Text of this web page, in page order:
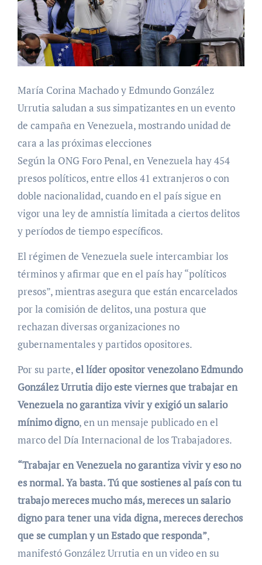
María Corina Machado y Edmundo González
Urrutia saludan a sus simpatizantes en un evento
de campaña en Venezuela, mostrando unidad de
cara a las próximas elecciones
Según la ONG Foro Penal, en Venezuela hay 454
presos políticos, entre ellos 41 extranjeros o con
doble nacionalidad, cuando en el país sigue en
vigor una ley de amnistía limitada a ciertos delitos
y períodos de tiempo específicos.
El régimen de Venezuela suele intercambiar los
términos y afirmar que en el país hay “políticos
presos”, mientras asegura que están encarcelados
por la comisión de delitos, una postura que
rechazan diversas organizaciones no
gubernamentales y partidos opositores.
Por su parte,el líder opositor venezolano Edmundo
González Urrutia dijo este viernes que trabajar en
Venezuela no garantiza vivir y exigió un salario
mínimo digno, en un mensaje publicado en el
marco del Día Internacional de los Trabajadores.
“Trabajar en Venezuela no garantiza vivir y eso no
es normal. Ya basta. Tú que sostienes al país con tu
trabajo mereces mucho más, mereces un salario
digno para tener una vida digna, mereces derechos
que se cumplan y un Estado que responda”,
manifestó González Urrutia en un video en su